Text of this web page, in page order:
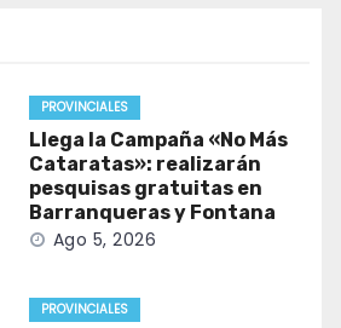
PROVINCIALES
Llega la Campaña «No Más
Cataratas»: realizarán
pesquisas gratuitas en
Barranqueras y Fontana
Ago 5, 2026
PROVINCIALES